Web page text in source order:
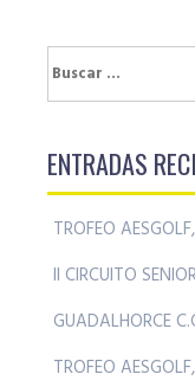
Buscar:
ENTRADAS
TROFEO
II CIRCUITO
GUADALHORCE
TROFEO